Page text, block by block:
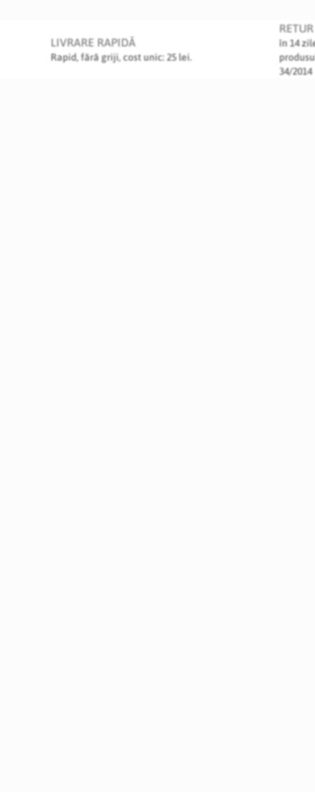
LIVRARE RAPIDĂ
Rapid, fără griji, cost unic: 25 lei.
în 14
34/2014